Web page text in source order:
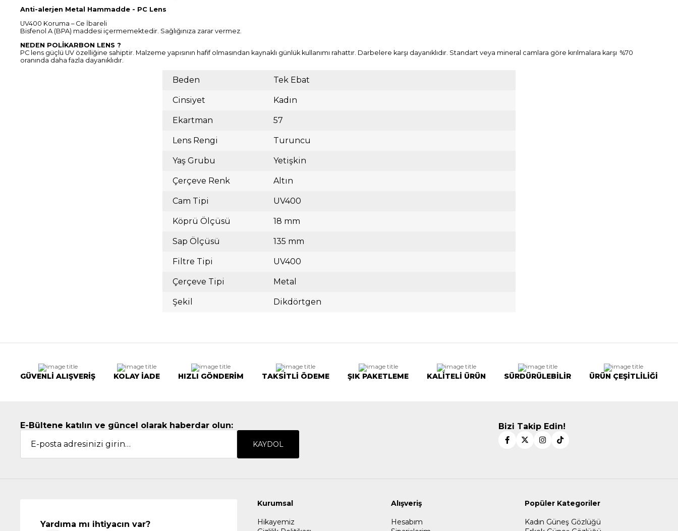
Anti-alerjen Metal Hammadde - PC Lens
UV400 Koruma – Ce İbareli
Bisfenol A (BPA) maddesi içermemektedir. Sağlığınıza zarar vermez.
NEDEN POLİKARBON LENS ?
PC lens güçlü UV özelliğine sahiptir. Malzeme yapısının hafif olmasından kaynaklı günlük kullanımı rahattır. Darbelere karşı dayanıklıdır. Standart veya mineral camlara göre kırılmalara karşı %70
oranında daha fazla dayanıklıdır.
Beden Tek Ebat
Cinsiyet Kadın
Ekartman 57
Lens Rengi Turuncu
Yaş Grubu Yetişkin
Çerçeve Renk Altın
Cam Tipi UV400
Köprü Ölçüsü 18 mm
Sap Ölçüsü 135 mm
Filtre Tipi UV400
Çerçeve Tipi Metal
Şekil Dikdörtgen
GÜVENLİ ALIŞVERİŞ KOLAY İADE HIZLI GÖNDERİM TAKSİTLİ ÖDEME ŞIK PAKETLEME KALİTELİ ÜRÜN SÜRDÜRÜLEBİLİR ÜRÜN ÇEŞİTLİLİĞİ
E-Bültene katılın ve güncel olarak haberdar olun:
KAYDOL
Bizi Takip Edin!
Yardıma mı ihtiyacın var?
Kurumsal
Hikayemiz
Alışveriş
Hesabım
Popüler Kategoriler
Kadın Güneş Gözlüğü